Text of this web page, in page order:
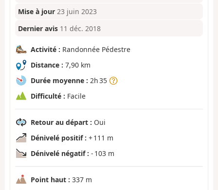
Mise à jour 23 juin 2023
Dernier avis 11 déc. 2018
Activité : Randonnée Pédestre
Distance : 7,90 km
Durée moyenne : 2h 35
Difficulté : Facile
Retour au départ : Oui
Dénivelé positif : + 111 m
Dénivelé négatif : - 103 m
Point haut : 337 m